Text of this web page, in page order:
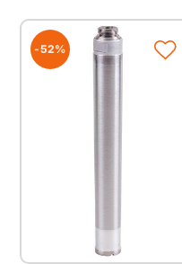
Durch Verwendung
Bindungsmaterialien
gleichbleibende
-52%